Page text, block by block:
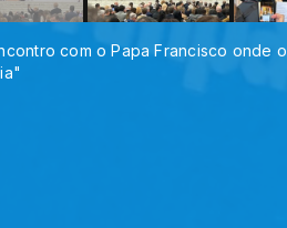
com o Papa Francisco onde